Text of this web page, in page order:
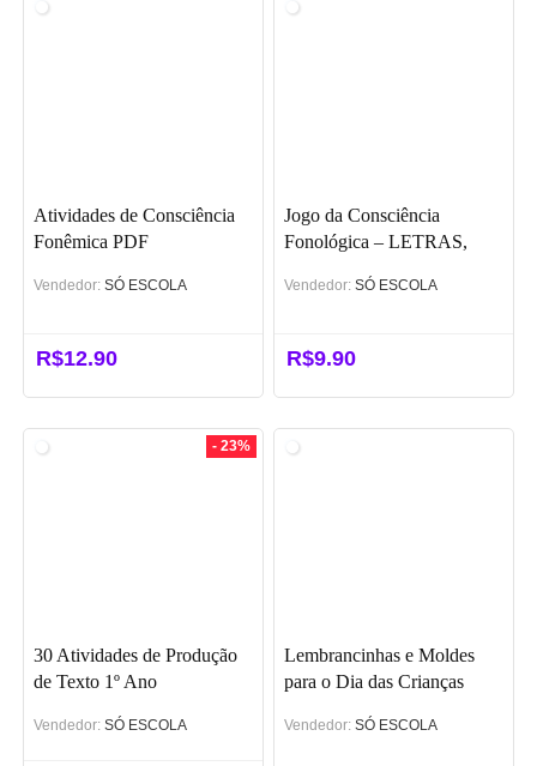
Atividades de Consciência
Fonêmica PDF
Vendedor: SÓ ESCOLA
R$12.90
Jogo da Consciência
Fonológica – LETRAS,
PDF
Vendedor: SÓ ESCOLA
R$9.90
- 23%
30 Atividades de Produção
de Texto 1º Ano
Vendedor: SÓ ESCOLA
Lembrancinhas e Moldes
para o Dia das Crianças
Vendedor: SÓ ESCOLA